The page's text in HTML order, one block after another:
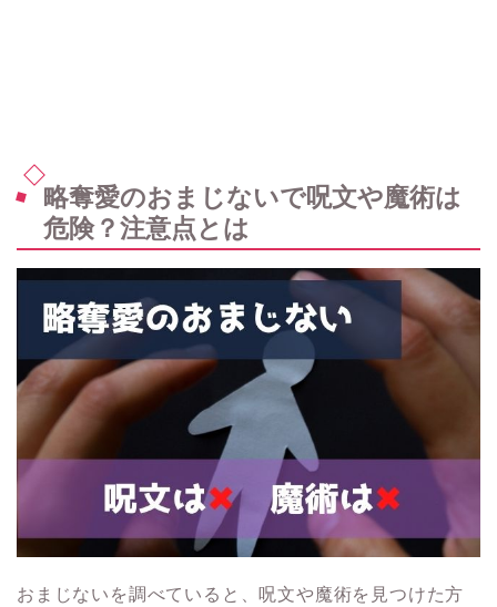
略奪愛のおまじないで呪文や魔術は
危険？注意点とは
おまじないを調べていると、呪文や魔術を見つけた方